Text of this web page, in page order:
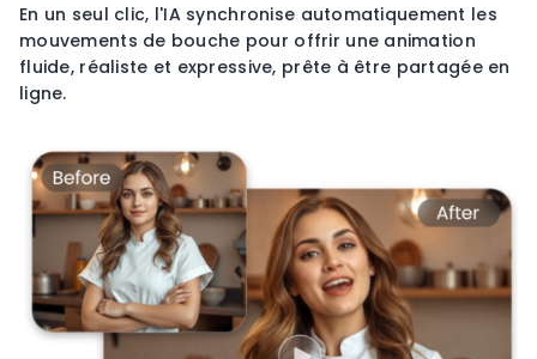
En un seul clic, l'IA synchronise automatiquement les
mouvements de bouche pour offrir une animation
fluide, réaliste et expressive, prête à être partagée en
ligne.